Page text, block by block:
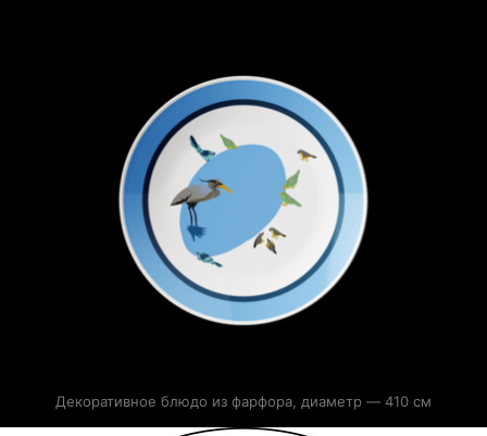
Декоративное блюдо из фарфора, диаметр — 410 см